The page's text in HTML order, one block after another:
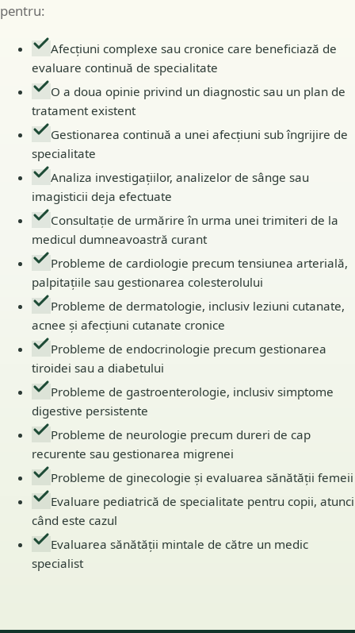
pentru:
Afecțiuni complexe sau cronice care beneficiază de
evaluare continuă de specialitate
O a doua opinie privind un diagnostic sau un plan de
tratament existent
Gestionarea continuă a unei afecțiuni sub îngrijire de
specialitate
Analiza investigațiilor, analizelor de sânge sau
imagisticii deja efectuate
Consultație de urmărire în urma unei trimiteri de la
medicul dumneavoastră curant
Probleme de cardiologie precum tensiunea arterială,
palpitațiile sau gestionarea colesterolului
Probleme de dermatologie, inclusiv leziuni cutanate,
acnee și afecțiuni cutanate cronice
Probleme de endocrinologie precum gestionarea
tiroidei sau a diabetului
Probleme de gastroenterologie, inclusiv simptome
digestive persistente
Probleme de neurologie precum dureri de cap
recurente sau gestionarea migrenei
Probleme de ginecologie și evaluarea sănătății femeii
Evaluare pediatrică de specialitate pentru copii, atunci
când este cazul
Evaluarea sănătății mintale de către un medic
specialist